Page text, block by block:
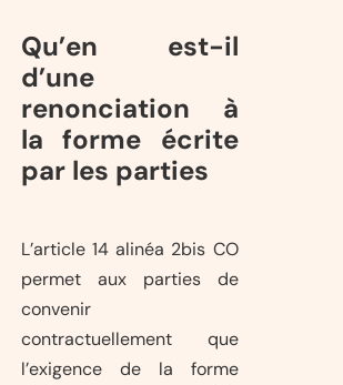
Qu’en est-il
d’une
renonciation à
la forme écrite
par les parties
L’article 14 alinéa 2bis CO
permet aux parties de
convenir
contractuellement que
l’exigence de la forme